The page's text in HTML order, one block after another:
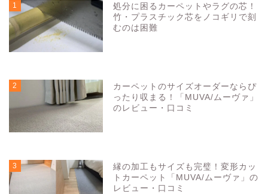
1
処分に困るカーペットやラグの芯！
竹・プラスチック芯をノコギリで刻
むのは困難
2
カーペットのサイズオーダーならぴ
ったり収まる！「MUVA/ムーヴァ」
のレビュー・口コミ
3
縁の加工もサイズも完璧！変形カッ
トカーペット「MUVA/ムーヴァ」の
レビュー・口コミ